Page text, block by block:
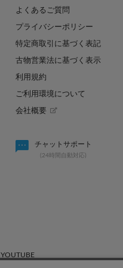
パルのキュン祭り開催決定！！
2026.08.07
よくあるご質問
プライバシーポリシー
特定商取引に基づく表記
古物営業法に基づく表示
利用規約
ご利用環境について
会社概要
チャットサポート
(24時間自動対応)
YOUTUBE